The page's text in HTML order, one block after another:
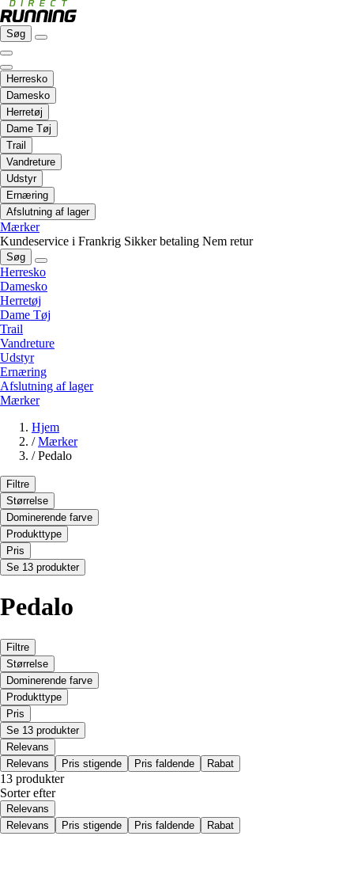
Søg
Herresko
Damesko
Herretøj
Dame Tøj
Trail
Vandreture
Udstyr
Ernæring
Afslutning af lager
Mærker
Kundeservice i Frankrig Sikker betaling Nem retur
Søg
Herresko
Damesko
Herretøj
Dame Tøj
Trail
Vandreture
Udstyr
Ernæring
Afslutning af lager
Mærker
Hjem
/ Mærker
/ Pedalo
Filtre
Størrelse
Dominerende farve
Produkttype
Pris
Se 13 produkter
Pedalo
Filtre
Størrelse
Dominerende farve
Produkttype
Pris
Se 13 produkter
Relevans
Relevans
Pris stigende Pris faldende Rabat
13 produkter
Sorter efter
Relevans
Relevans
Pris stigende Pris faldende Rabat